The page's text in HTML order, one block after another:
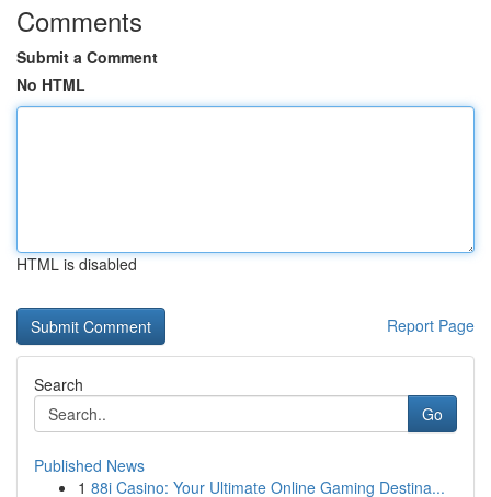
Comments
Submit a Comment
No HTML
HTML is disabled
Report Page
Search
Go
Published News
1 88i Casino: Your Ultimate Online Gaming Destina...